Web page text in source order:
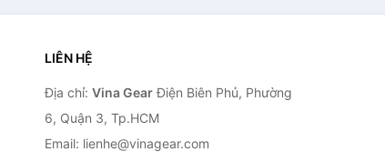
LIÊN HỆ
Địa chỉ: Vina GearĐiện Biên Phủ, Phường
6, Quận 3, Tp.HCM
Email: lienhe@vinagear.com